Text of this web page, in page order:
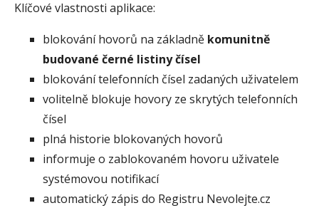
Klíčové vlastnosti aplikace:
blokování hovorů na základně komunitně
budované černé listiny čísel
blokování telefonních čísel zadaných uživatelem
volitelně blokuje hovory ze skrytých telefonních
čísel
plná historie blokovaných hovorů
informuje o zablokovaném hovoru uživatele
systémovou notifikací
automatický zápis do Registru Nevolejte.cz